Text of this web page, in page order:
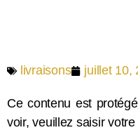
livraisons juillet 10,
Ce contenu est
voir, veuillez saisir